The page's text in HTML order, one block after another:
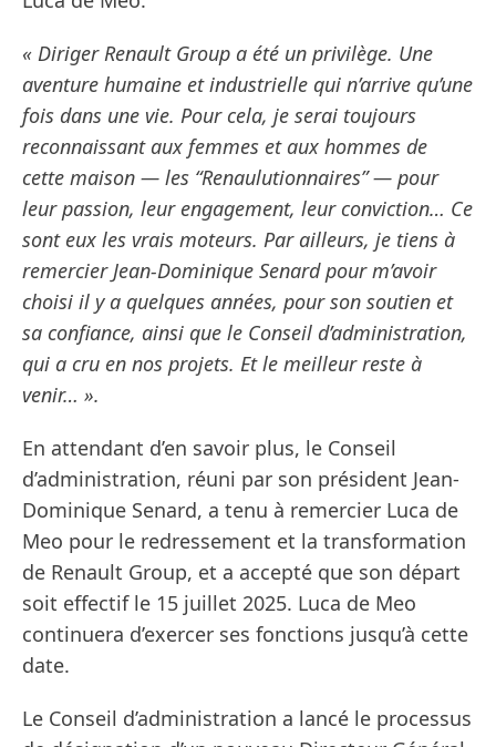
« Diriger Renault Group a été un privilège. Une
aventure humaine et industrielle qui n’arrive qu’une
fois dans une vie. Pour cela, je serai toujours
reconnaissant aux femmes et aux hommes de
cette maison — les “Renaulutionnaires” — pour
leur passion, leur engagement, leur conviction… Ce
sont eux les vrais moteurs. Par ailleurs, je tiens à
remercier Jean-Dominique Senard pour m’avoir
choisi il y a quelques années, pour son soutien et
sa confiance, ainsi que le Conseil d’administration,
qui a cru en nos projets. Et le meilleur reste à
venir… ».
En attendant d’en savoir plus, le Conseil
d’administration, réuni par son président Jean-
Dominique Senard, a tenu à remercier Luca de
Meo pour le redressement et la transformation
de Renault Group, et a accepté que son départ
soit effectif le 15 juillet 2025. Luca de Meo
continuera d’exercer ses fonctions jusqu’à cette
date.
Le Conseil d’administration a lancé le processus